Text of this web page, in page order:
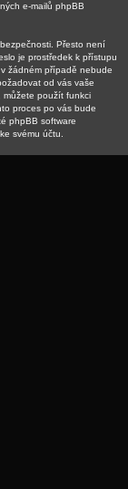
e-mailů phpBB
Přesto není
je prostředek k přístupu
žádném případě nebude
od vás vaše
můžete použít funkci
proces po vás bude
phpBB software
svému účtu.